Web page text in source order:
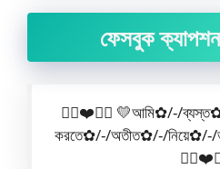
ফেসবুক
✿⃟❤️✺⃟ 💛আমি✿/-/
করতে✿/-/অতীত✿/-/নিয়ে✿/-/